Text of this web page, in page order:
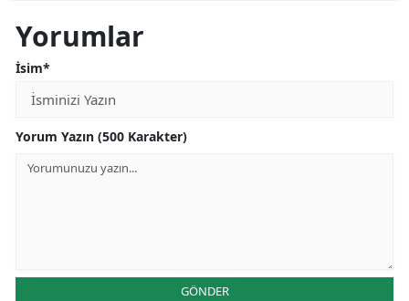
Yorumlar
İsim*
Yorum Yazın (500 Karakter)
GÖNDER